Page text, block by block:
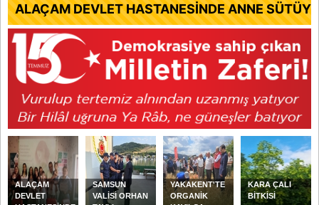
ALAÇAM DEVLET HASTANESİNDE ANNE
ALAÇAM
DEVLET
SAMSUN
VALİSİ ORHAN
YAKAKENT'TE
ORGANİK
KARA ÇALI
BİTKİSİ